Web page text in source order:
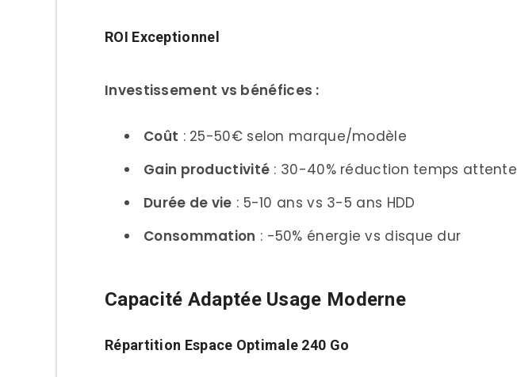
Tests Accès Aléatoire (4K)
Préparatifs Installation
Outils Requis
ROI Exceptionnel
Investissement vs bénéfices :
Coût : 25-50€ selon marque/modèle
Gain productivité : 30-40% réduction temps attente
Durée de vie : 5-10 ans vs 3-5 ans HDD
Consommation : -50% énergie vs disque dur
Capacité Adaptée Usage Moderne
Répartition Espace Optimale 240 Go